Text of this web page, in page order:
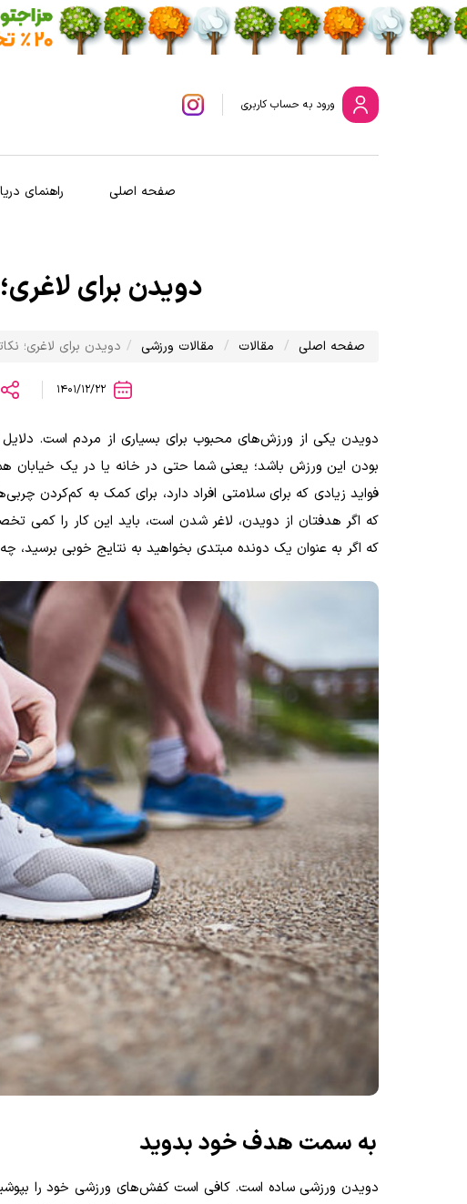
ورود به حساب کاربری
صفحه اصلی راهنمای
دویدن برای لاغری؛
صفحه اصلی مقالات مقالات ورزشی دویدن برای لاغری؛
دویدن یکی از ورزش‌های محبوب برای بسیاری از مردم است.
بودن این ورزش باشد؛ یعنی شما حتی در خانه یا در یک خیابان
فواید زیادی که برای سلامتی افراد دارد، برای کمک به کم‌کردن
که اگر هدفتان از دویدن، لاغر شدن است، باید این کار را کمی
که اگر به عنوان یک دونده مبتدی بخواهید به نتایج خوبی برسید،
به سمت هدف خود بدوید
دویدن ورزشی ساده است. کافی است کفش‌های ورزشی خود را